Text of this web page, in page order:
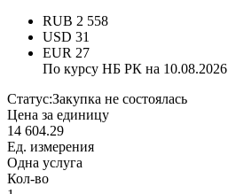
RUB 2 558
USD 31
EUR 27
По курсу НБ РК на 10.08.2026
Статус:Закупка не состоялась
Цена за единицу
14 604.29
Ед. измерения
Одна услуга
Кол-во